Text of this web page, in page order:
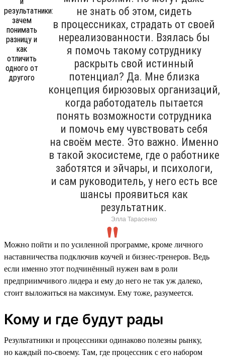
не знать об этом, сидеть
в процессниках, страдать от своей
нереализованности. Взялась бы
я помочь такому сотруднику
раскрыть свой истинный
потенциал? Да. Мне близка
концепция бирюзовых организаций,
когда работодатель пытается
понять возможности сотрудника
и помочь ему чувствовать себя
на своём месте. Это важно. Именно
в такой экосистеме, где о работнике
заботятся и эйчары, и психологи,
и сам руководитель, у него есть все
шансы проявиться как
результатник.
Элла Тарасенко
Можно пойти и по усиленной программе, кроме личного
наставничества подключив коучей и бизнес-тренеров. Ведь
если именно этот подчинённый нужен вам в роли
предприимчивого лидера и ему до него не так уж далеко,
стоит выложиться на максимум. Ему тоже, разумеется.
Кому и где будут рады
Результатники и процессники одинаково полезны рынку,
но каждый по-своему. Там, где процессник с его набором